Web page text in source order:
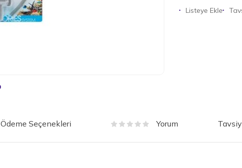
Listeye Ekle
Ödeme Seçenekleri Yorum